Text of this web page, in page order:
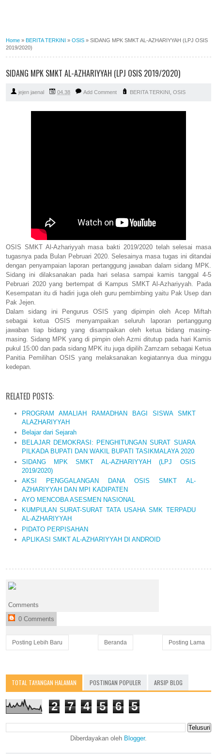
Home » BERITA TERKINI » OSIS » SIDANG MPK SMKT AL-AZHARIYYAH (LPJ OSIS
2019/2020)
SIDANG MPK SMKT AL-AZHARIYYAH (LPJ OSIS 2019/2020)
jejen jaenal 04.38 Add Comment BERITA TERKINI OSIS
OSIS SMKT Al-Azhariyyah masa bakti 2019/2020 telah selesai masa
tugasnya pada Bulan Pebruari 2020. Selesainya masa tugas ini ditandai
dengan penyampaian laporan pertanggung jawaban dalam sidang MPK.
Sidang ini dilaksanakan pada hari selasa sampai kamis tanggal 4-5
Pebruari 2020 yang bertempat di Kampus SMKT Al-Azhariyyah. Pada
Kesempatan itu di hadiri juga oleh guru pembimbing yaitu Pak Usep dan
Pak Jejen.
Dalam sidang ini Pengurus OSIS yang dipimpin oleh Acep Miftah
sebagai ketua OSIS menyampaikan seluruh laporan pertanggung
jawaban tiap bidang yang disampaikan oleh ketua bidang masing-
masing. Sidang MPK yang di pimpin oleh Azmi ditutup pada hari Kamis
pukul 15:00 dan pada sidang MPK itu juga dipilih Zamzam sebagai Ketua
Panitia Pemilihan OSIS yang melaksanakan kegiatannya dua minggu
kedepan.
RELATED POSTS:
PROGRAM AMALIAH RAMADHAN BAGI SISWA SMKT
ALAZHARIYYAH
Belajar dari Sejarah
BELAJAR DEMOKRASI: PENGHITUNGAN SURAT SUARA
PILKADA BUPATI DAN WAKIL BUPATI TASIKMALAYA 2020
SIDANG MPK SMKT AL-AZHARIYYAH (LPJ OSIS
2019/2020)
AKSI PENGGALANGAN DANA OSIS SMKT AL-
AZHARIYYAH DAN MPI KADIPATEN
AYO MENCOBA ASESMEN NASIONAL
KUMPULAN SURAT-SURAT TATA USAHA SMK TERPADU
AL-AZHARIYYAH
PIDATO PERPISAHAN
APLIKASI SMKT AL-AZHARIYYAH DI ANDROID
Comments
0 Comments
Posting Lebih Baru Posting Lama
Beranda
TOTAL TAYANGAN HALAMAN POSTINGAN POPULER ARSIP BLOG
2 7 4 5 6 5
Diberdayakan oleh Blogger.